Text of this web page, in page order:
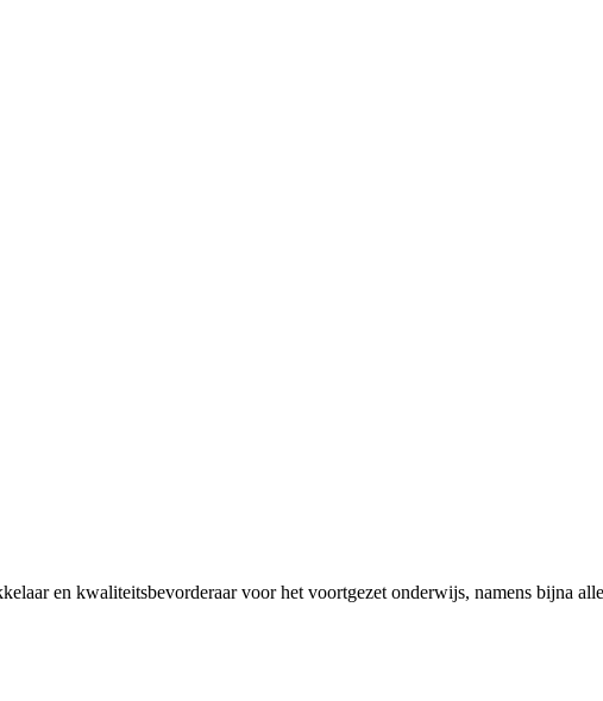
en kwaliteitsbevorderaar voor het voortgezet onderwijs, namens bijna